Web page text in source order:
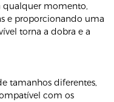
qualquer momento,
e proporcionando uma
torna a dobra e a
tamanhos diferentes,
com os